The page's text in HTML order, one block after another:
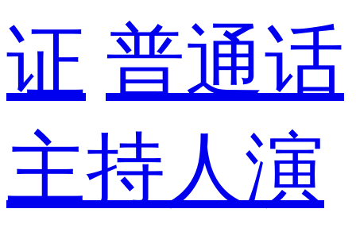
证 普通话
主持人演